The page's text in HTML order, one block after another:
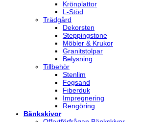
Krönplattor
L-Stöd
Trädgård
Dekorsten
Steppingstone
Möbler & Krukor
Granitstolpar
Belysning
Tillbehör
Stenlim
Fogsand
Fiberduk
Impregnering
Rengöring
Bänkskivor